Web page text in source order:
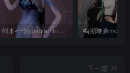
剑来-宁姚qiaqia.ningyao-re.1
下一篇